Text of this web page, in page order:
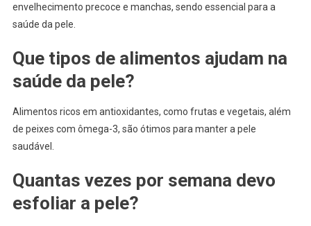
envelhecimento precoce e manchas, sendo essencial para a
saúde da pele.
Que tipos de alimentos ajudam na
saúde da pele?
Alimentos ricos em antioxidantes, como frutas e vegetais, além
de peixes com ômega-3, são ótimos para manter a pele
saudável.
Quantas vezes por semana devo
esfoliar a pele?